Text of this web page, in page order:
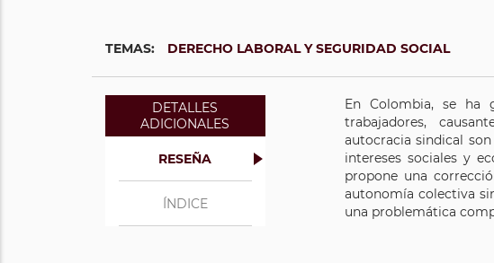
TEMAS: DERECHO LABORAL Y SEGURIDAD SOCIAL
DETALLES
ADICIONALES
RESEÑA
ÍNDICE
En Colombia, se ha
trabajadores,
autocracia sindical
intereses sociales y
propone una
autonomía colectiva
una problemática